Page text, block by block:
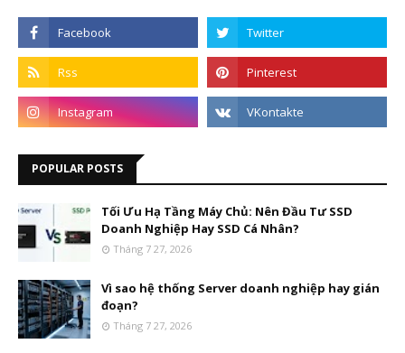
POPULAR POSTS
Tối Ưu Hạ Tầng Máy Chủ: Nên Đầu Tư SSD
Doanh Nghiệp Hay SSD Cá Nhân?
Tháng 7 27, 2026
Vì sao hệ thống Server doanh nghiệp hay gián
đoạn?
Tháng 7 27, 2026